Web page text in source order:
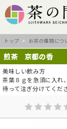
トップ > お茶の種類につ
煎茶 京都の香
美味しい飲み方
茶葉８ｇを急須に入れ
待って注ぎ分けてくだ